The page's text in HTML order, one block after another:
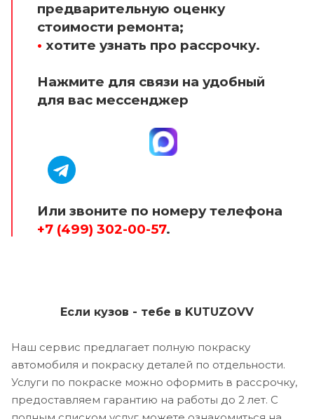
предварительную оценку
стоимости ремонта;
• хотите узнать про рассрочку.
Нажмите для связи на удобный
для вас мессенджер
Или звоните по номеру телефона
+7 (499) 302-00-57.
Если кузов - тебе в KUTUZOVV
Наш сервис предлагает полную покраску
автомобиля и покраску деталей по отдельности.
Услуги по покраске можно оформить в рассрочку,
предоставляем гарантию на работы до 2 лет. С